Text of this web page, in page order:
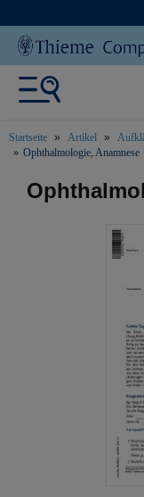
Startseite Artikel
Ophthalmologie, Anamnese
text.skipToContent
text.skipToNavigation